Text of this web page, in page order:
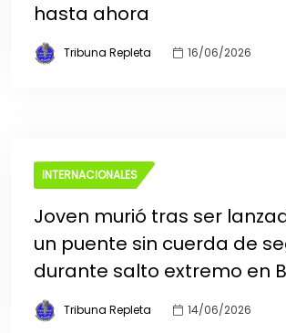
hasta ahora
Tribuna Repleta 16/06/2026
INTERNACIONALES
Joven murió tras ser
un puente sin cuerda de
durante salto extremo en
Tribuna Repleta 14/06/2026